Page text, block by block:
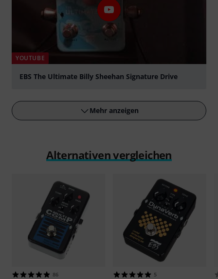
YOUTUBE
EBS The Ultimate Billy Sheehan Signature Drive
Mehr anzeigen
Alternativen vergleichen
86 5